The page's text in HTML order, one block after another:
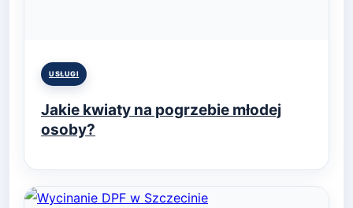
Posted
USŁUGI
Jakie kwiaty na pogrzebie młodej
osoby?